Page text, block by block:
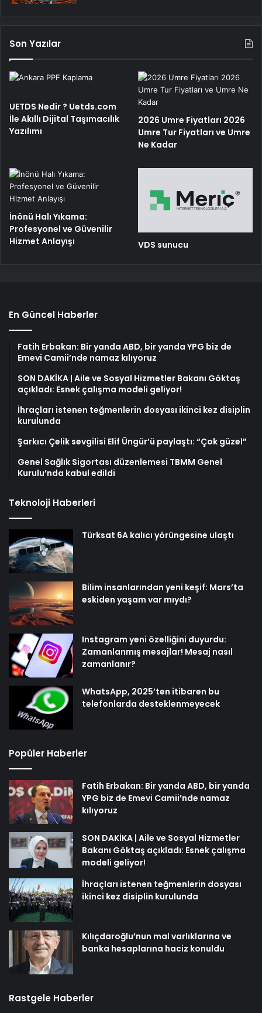
Son Yazılar
UETDS Nedir ? Uetds.com
İle Akıllı Dijital Taşımacılık
Yazılımı
2026 Umre Fiyatları 2026
Umre Tur Fiyatları ve Umre
Ne Kadar
İnönü Halı Yıkama:
Profesyonel ve Güvenilir
Hizmet Anlayışı
VDS sunucu
En Güncel Haberler
Fatih Erbakan: Bir yanda ABD, bir yanda YPG biz de
Emevi Camii’nde namaz kılıyoruz
SON DAKİKA | Aile ve Sosyal Hizmetler Bakanı Göktaş
açıkladı: Esnek çalışma modeli geliyor!
İhraçları istenen teğmenlerin dosyası ikinci kez disiplin
kurulunda
Şarkıcı Çelik sevgilisi Elif Üngür’ü paylaştı: “Çok güzel”
Genel Sağlık Sigortası düzenlemesi TBMM Genel
Kurulu’nda kabul edildi
Teknoloji Haberleri
Türksat 6A kalıcı yörüngesine ulaştı
Bilim insanlarından yeni keşif: Mars’ta
eskiden yaşam var mıydı?
Instagram yeni özelliğini duyurdu:
Zamanlanmış mesajlar! Mesaj nasıl
zamanlanır?
WhatsApp, 2025’ten itibaren bu
telefonlarda desteklenmeyecek
Popüler Haberler
Fatih Erbakan: Bir yanda ABD, bir yanda
YPG biz de Emevi Camii’nde namaz
kılıyoruz
SON DAKİKA | Aile ve Sosyal Hizmetler
Bakanı Göktaş açıkladı: Esnek çalışma
modeli geliyor!
İhraçları istenen teğmenlerin dosyası
ikinci kez disiplin kurulunda
Kılıçdaroğlu’nun mal varlıklarına ve
banka hesaplarına haciz konuldu
Rastgele Haberler